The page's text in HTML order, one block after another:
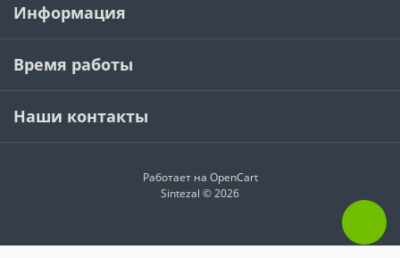
Информация
Время работы
Наши контакты
Работает на OpenCart
Sintezal © 2026